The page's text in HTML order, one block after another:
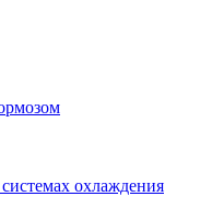
охлаждения